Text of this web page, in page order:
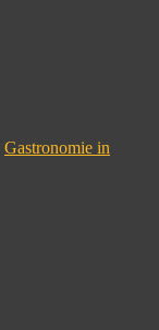
Gastronomie in